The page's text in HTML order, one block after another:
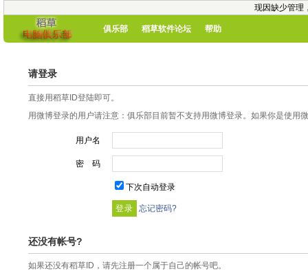
现因缺少管理
俱乐部 稻草软件论坛 帮助
请登录
直接用稻草ID登陆即可。
用微博登录的用户请注意：俱乐部目前暂不支持用微博登录。如果你是使用
用户名
密 码
下次自动登录
忘记密码?
还没有帐号?
如果还没有稻草ID，请先注册一个属于自己的帐号吧。